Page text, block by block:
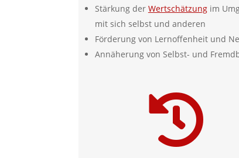
Stärkung der Wertschätzungim
mit sich selbst und anderen
Förderung von Lernoffenheit und
Annäherung von Selbst- und
